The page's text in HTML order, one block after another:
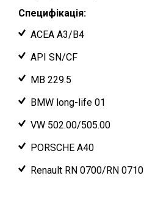
Специфiкацiя:
ACEA A3/B4
API SN/CF
MB 229.5
BMW long-life 01
VW 502.00/505.00
PORSCHE A40
Renault RN 0700/RN 0710